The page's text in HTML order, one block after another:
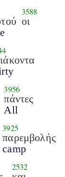
3588
οι
3956
πάντες
All
3925
παρεμβολής
camp
2532